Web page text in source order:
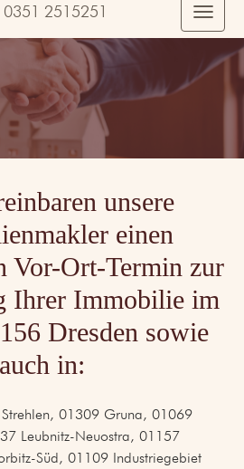
0351 2515251
unsere
einen
Vor-Ort-Termin zur
Ihrer Immobilie im
Dresden sowie
auch in:
01309 Gruna, 01069
Leubnitz-Neuostra, 01157
Süd, 01109 Industriegebiet